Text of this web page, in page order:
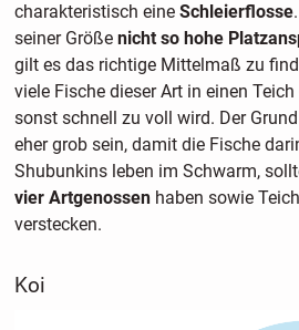
charakteristisch eine Schleierflosse
seiner Größe nicht so hohe
gilt es das richtige Mittelmaß zu
viele Fische dieser Art in einen
sonst schnell zu voll wird. Der
eher grob sein, damit die Fische
Shubunkins leben im Schwarm,
vier Artgenossenhaben sowie
verstecken.
Koi